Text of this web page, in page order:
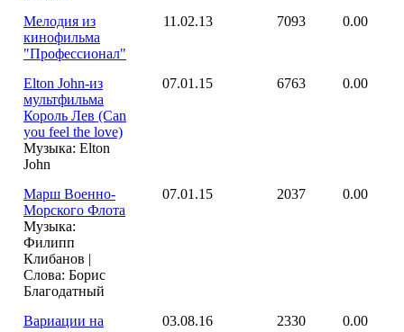
Мелодия из
кинофильма
"Профессионал"
11.02.13 7093 0.00
Elton John-из
мультфильма
Король Лев (Can
you feel the love)
Музыка: Elton
John
07.01.15 6763 0.00
Марш Военно-
Морского Флота
Музыка:
Филипп
Клибанов |
Слова: Борис
Благодатный
07.01.15 2037 0.00
Вариации на
03.08.16 2330 0.00